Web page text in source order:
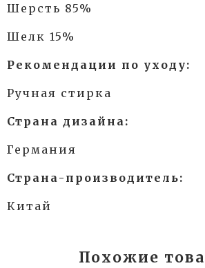
Шерсть 85%
Шелк 15%
Рекомендации по уходу:
Ручная стирка
Страна дизайна:
Германия
Страна-производитель:
Китай
Похожие